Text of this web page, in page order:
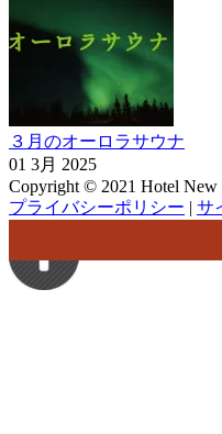
３月のオーロラサウナ
01 3月 2025
Copyright © 2021 Hotel New
プライバシーポリシー | サ